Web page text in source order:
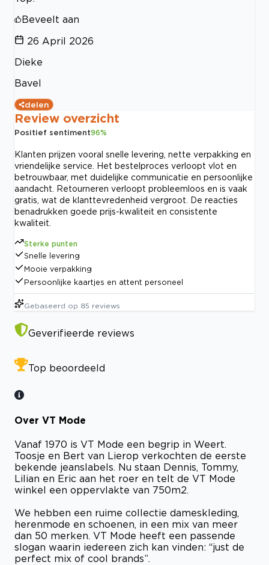
Beveelt aan
26 April 2026
Dieke
Bavel
delen
Review overzicht
Positief sentiment96%
Klanten prijzen vooral snelle levering, nette verpakking en
vriendelijke service. Het bestelproces verloopt vlot en
betrouwbaar, met duidelijke communicatie en persoonlijke
aandacht. Retourneren verloopt probleemloos en is vaak
gratis, wat de klanttevredenheid vergroot. De reacties
benadrukken goede prijs-kwaliteit en consistente
kwaliteit.
Sterke punten
Snelle levering
Mooie verpakking
Persoonlijke kaartjes en attent personeel
Gebaseerd op 85 reviews
Geverifieerde reviews
Top beoordeeld
Over VT Mode
Vanaf 1970 is VT Mode een begrip in Weert.
Toosje en Bert van Lierop verkochten de eerste
bekende jeanslabels. Nu staan Dennis, Tommy,
Lilian en Eric aan het roer en telt de VT Mode
winkel een oppervlakte van 750m2.
We hebben een ruime collectie dameskleding,
herenmode en schoenen, in een mix van meer
dan 50 merken. VT Mode heeft een passende
slogan waarin iedereen zich kan vinden: “just de
perfect mix of cool brands”.